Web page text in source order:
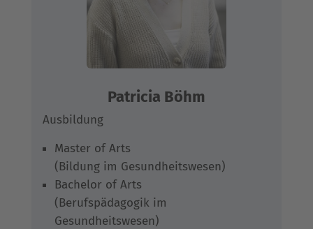
Patricia Böhm
Ausbildung
Master of Arts
(Bildung im Gesundheitswesen)
Bachelor of Arts
(Berufspädagogik im
Gesundheitswesen)